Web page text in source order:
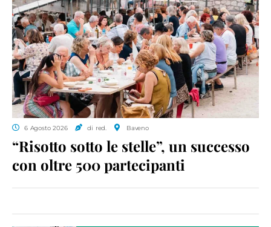
6 Agosto 2026 di red. Baveno
“Risotto sotto le stelle”, un successo
con oltre 500 partecipanti